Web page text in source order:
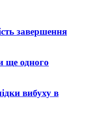
завершення
ще одного
вибуху в